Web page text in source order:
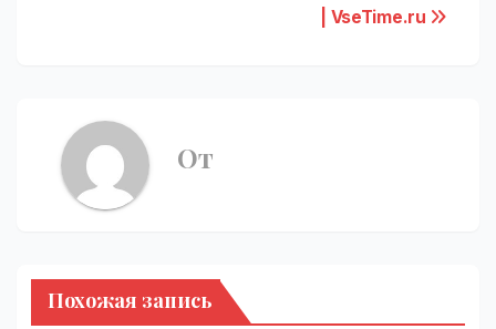
| VseTime.ru
От
Похожая запись